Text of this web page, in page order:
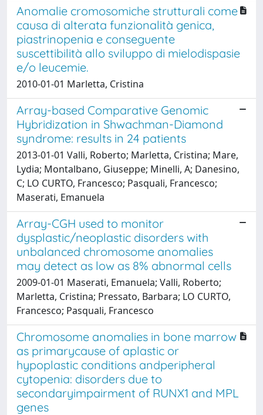
Anomalie cromosomiche strutturali come
causa di alterata funzionalità genica,
piastrinopenia e conseguente
suscettibilità allo sviluppo di mielodispasie
e/o leucemie.
2010-01-01 Marletta, Cristina
Array-based Comparative Genomic
Hybridization in Shwachman-Diamond
syndrome: results in 24 patients
2013-01-01 Valli, Roberto; Marletta, Cristina; Mare,
Lydia; Montalbano, Giuseppe; Minelli, A; Danesino,
C; LO CURTO, Francesco; Pasquali, Francesco;
Maserati, Emanuela
Array-CGH used to monitor
dysplastic/neoplastic disorders with
unbalanced chromosome anomalies
may detect as low as 8% abnormal cells
2009-01-01 Maserati, Emanuela; Valli, Roberto;
Marletta, Cristina; Pressato, Barbara; LO CURTO,
Francesco; Pasquali, Francesco
Chromosome anomalies in bone marrow
as primarycause of aplastic or
hypoplastic conditions andperipheral
cytopenia: disorders due to
secondaryimpairment of RUNX1 and MPL
genes